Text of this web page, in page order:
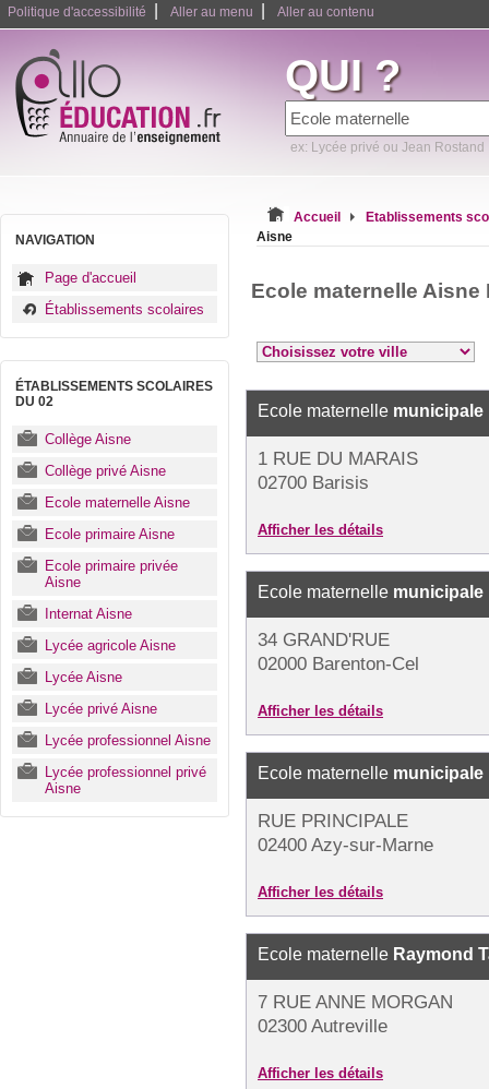
Politique d'accessibilité Aller au menu Aller au contenu
QUI ?
ex: Lycée privé ou Jean Rostand
NAVIGATION
Page d'accueil
Établissements scolaires
ÉTABLISSEMENTS SCOLAIRES
DU 02
Collège Aisne
Collège privé Aisne
Ecole maternelle Aisne
Ecole primaire Aisne
Ecole primaire privée
Aisne
Internat Aisne
Lycée agricole Aisne
Lycée Aisne
Lycée privé Aisne
Lycée professionnel Aisne
Lycée professionnel privé
Aisne
Accueil
Etablissements
Aisne
Ecole maternelle Aisne
Ecole maternelle municipale
1 RUE DU MARAIS
02700 Barisis
Afficher les détails
Ecole maternelle municipale
34 GRAND'RUE
02000 Barenton-Cel
Afficher les détails
Ecole maternelle municipale
RUE PRINCIPALE
02400 Azy-sur-Marne
Afficher les détails
Ecole maternelle Raymond
7 RUE ANNE MORGAN
02300 Autreville
Afficher les détails